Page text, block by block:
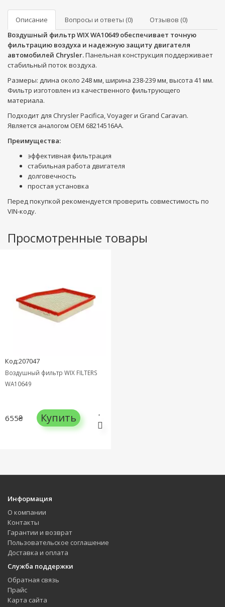
Описание Вопросы и ответы (0)
Отзывов (0)
Воздушный фильтр WIX WA10649 обеспечивает точную
фильтрацию воздуха и надежную защиту двигателя
автомобилей Chrysler.Панельная конструкция поддерживает
стабильный поток воздуха.
Размеры: длина около 248 мм, ширина 238-239 мм, высота 41 мм.
Фильтр изготовлен из качественного фильтрующего
материала.
Подходит для Chrysler Pacifica, Voyager и Grand Caravan.
Является аналогом OEM 68214516AA.
Преимущества:
эффективная фильтрация
стабильная работа двигателя
долговечность
простая установка
Перед покупкой рекомендуется проверить совместимость по
VIN-коду.
Просмотренные товары
Код:207047
Воздушный фильтр WIX FILTERS
WA10649
655₴ Купить
Информация
О компании
Контакты
Гарантии и возврат
Пользовательское соглашение
Доставка и оплата
Служба поддержки
Обратная связь
Прайс
Карта сайта